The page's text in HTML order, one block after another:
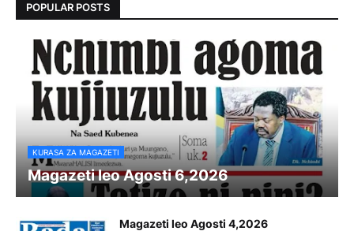
POPULAR POSTS
KURASA ZA MAGAZETI
Magazeti leo Agosti 6,2026
Magazeti leo Agosti 4,2026